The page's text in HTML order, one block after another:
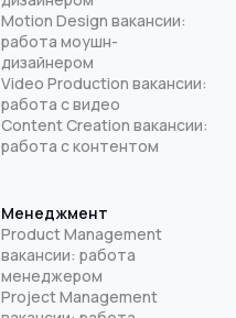
Motion Design вакансии:
работа моушн-
дизайнером
Video Production вакансии:
работа с видео
Content Creation вакансии:
работа с контентом
Менеджмент
Product Management
вакансии: работа
менеджером
Project Management